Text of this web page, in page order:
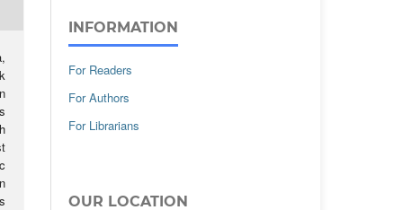
INFORMATION
For Readers
For Authors
For Librarians
OUR LOCATION